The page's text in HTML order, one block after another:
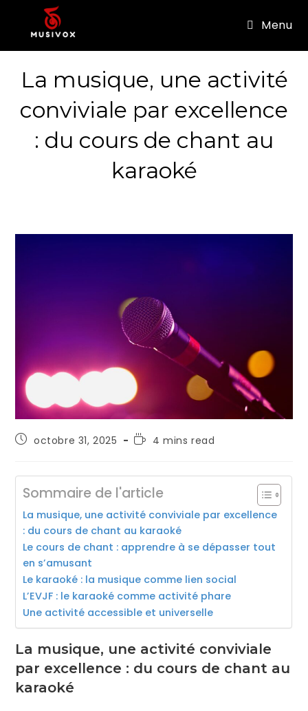
Menu
La musique, une activité
conviviale par excellence
: du cours de chant au
karaoké
octobre 31, 2025 4 mins read
Sommaire de l'article
La musique, une activité conviviale par excellence
: du cours de chant au karaoké
Le cours de chant : apprendre à se dépasser tout
en s’amusant
Le karaoké : la musique comme lien social
L’EVJF : le karaoké comme activité phare
Une activité accessible et universelle
La musique, une activité conviviale
par excellence : du cours de chant au
karaoké